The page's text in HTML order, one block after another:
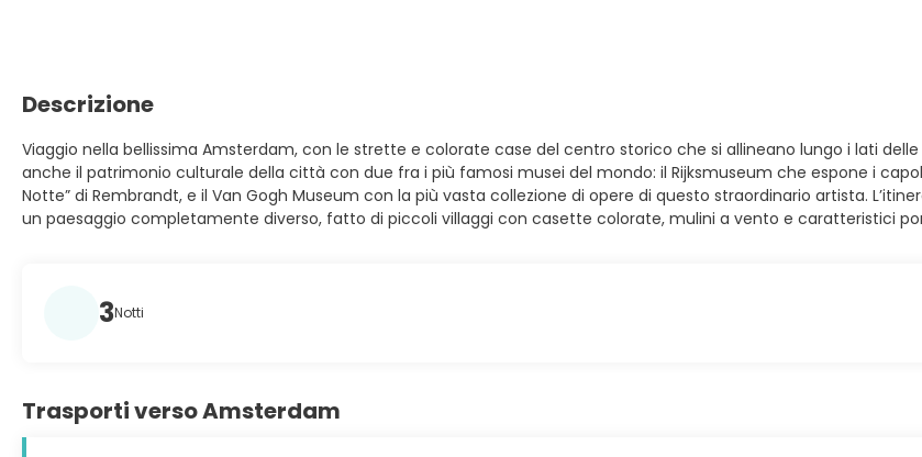
Descrizione
Viaggio nella bellissima Amsterdam, con le strette e colorate case del centro storico che si allineano lungo i lati
anche il patrimonio culturale della città con due fra i più famosi musei del mondo: il Rijksmuseum che espone i
Notte” di Rembrandt, e il Van Gogh Museum con la più vasta collezione di opere di questo straordinario artista.
un paesaggio completamente diverso, fatto di piccoli villaggi con casette colorate, mulini a vento e caratteristici
3Notti
Trasporti verso Amsterdam